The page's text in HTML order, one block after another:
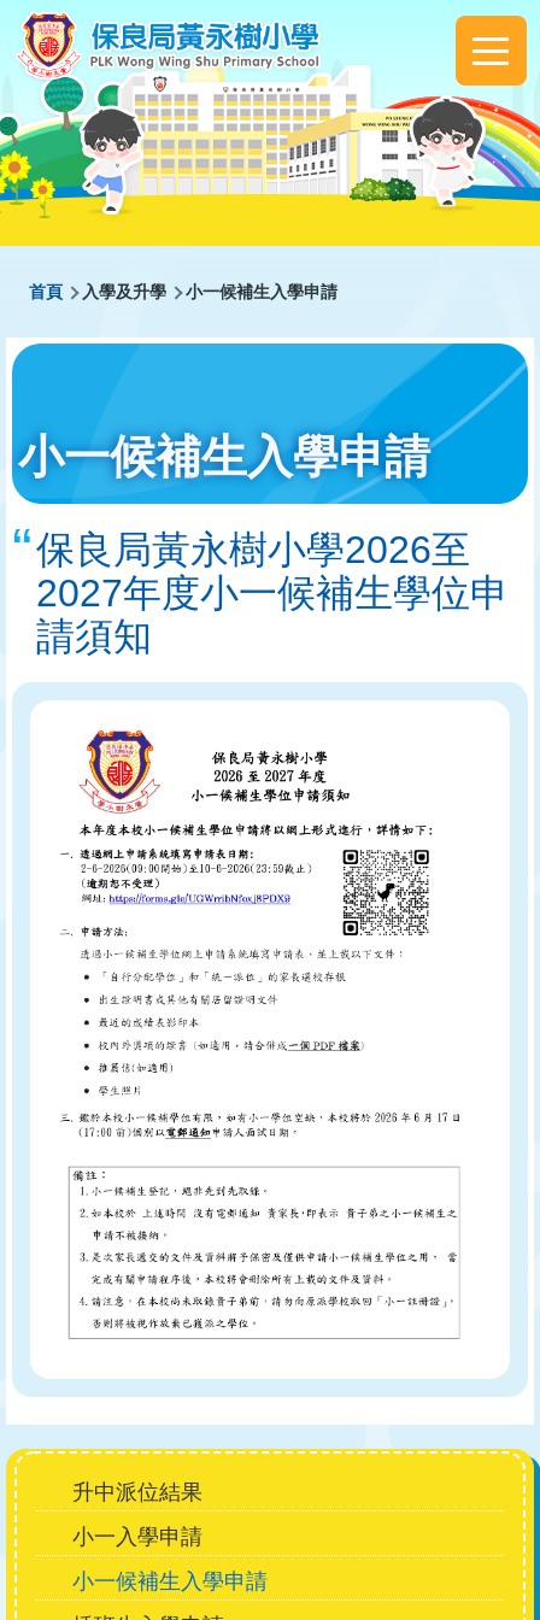
移至主內容
Main
navigation
導
航
連
首頁 入學及升學 小一候補生入學申請
小一候補生入學申請
保良局黃永樹小學2026至
2027年度小一候補生學位申
請須知
Main
navigation
升中派位結果
小一入學申請
小一候補生入學申請